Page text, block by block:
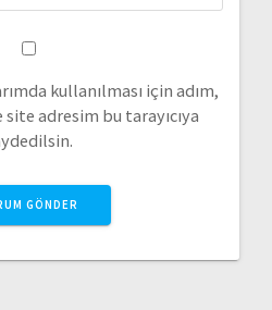
kullanılması için adım,
adresim bu tarayıcıya